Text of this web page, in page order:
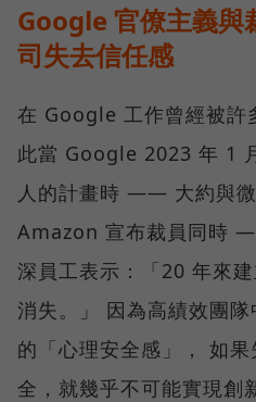
Google 官僚主義與
司失去信任感
在 Google 工作曾經被許
此當 Google 2023 年 1
人的計畫時 —— 大約與
Amazon 宣布裁員同時
深員工表示：「20 年來
消失。」 因為高績效團
的「心理安全感」， 如
全，就幾乎不可能實現創